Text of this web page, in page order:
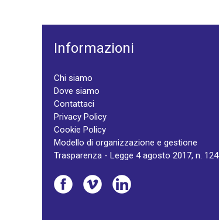
Informazioni
Chi siamo
Dove siamo
Contattaci
Privacy Policy
Cookie Policy
Modello di organizzazione e gestione
Trasparenza - Legge 4 agosto 2017, n. 124